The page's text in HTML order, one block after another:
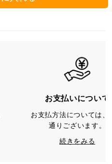
お支払いについて
お支払方法については、
通りございます。
続きをみる